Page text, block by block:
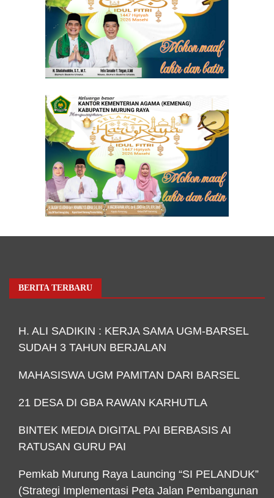
BERITA TERBARU
H. ALI SADIKIN : KERJA SAMA UGM-BARSEL
SUDAH 3 TAHUN BERJALAN
MAHASISWA UGM PAMITAN DARI BARSEL
21 DESA DI GBA RAWAN KARHUTLA
BINTEK MEDIA DIGITAL PAI BERBASIS AI
RATUSAN GURU PAI
Pemkab Murung Raya Launcing “SI PELANDUK”
(Strategi Implementasi Peta Jalan Pembangunan